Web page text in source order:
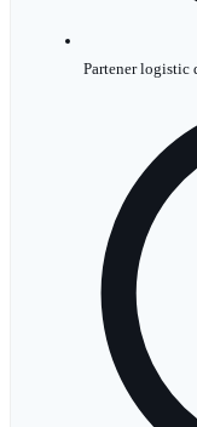
Partener logistic